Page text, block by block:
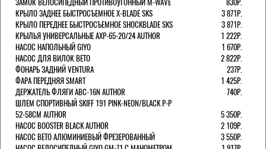
КРЫЛО ЗАДНЕЕ БЫСТРОСЪЕМНОЕ X-BLADE SKS
3 871Р.
КРЫЛО ПЕРЕДНЕЕ БЫСТРОСЪЕМНОЕ SHOCKBLADE SKS
3 871Р.
КРЫЛЬЯ УНИВЕРСАЛЬНЫЕ AXP-65-20/24 AUTHOR
1 222Р.
НАСОС НАПОЛЬНЫЙ GIYO
1 670Р.
НАСОС ДЛЯ ВИЛОК ВЕТО
2 822Р.
ФОНАРЬ ЗАДНИЙ VENTURA
237Р.
ФАРА ПЕРЕДНЯЯ SMART
1 425Р.
ДЕРЖАТЕЛЬ ФЛЯГИ ABC-16N AUTHOR
740Р.
ШЛЕМ СПОРТИВНЫЙ SKIFF 191 PINK-NEON/BLACK Р-Р
52-58СМ AUTHOR
5 350Р.
НАСОС BOOSTER BLACK AUTHOR
2 109Р.
НАСОС BETO АЛЮМИНИЕВЫЙ ФРЕЗЕРОВАННЫЙ
3 550Р.